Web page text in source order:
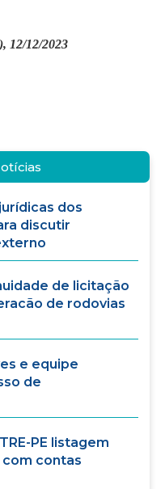
12/12/2023
dos
discutir
de licitação
de rodovias
e equipe
de
PE listagem
contas